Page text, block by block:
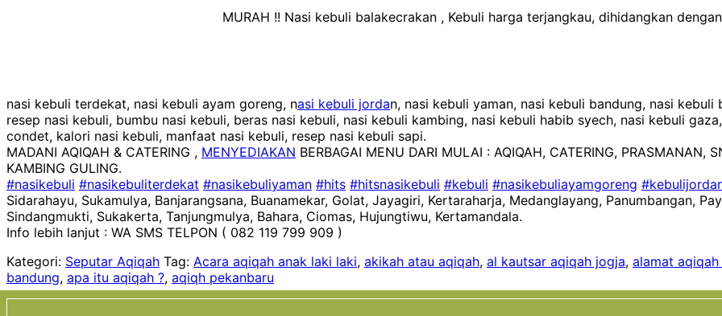
MURAH !! Nasi kebuli balakecrakan , Kebuli harga terjangkau, dihidangkan
nasi kebuli terdekat, nasi kebuli ayam goreng, nasi kebuli jordan, nasi kebuli yaman, nasi kebuli bandung, nasi
resep nasi kebuli, bumbu nasi kebuli, beras nasi kebuli, nasi kebuli kambing, nasi kebuli habib syech, nasi kebuli
condet, kalori nasi kebuli, manfaat nasi kebuli, resep nasi kebuli sapi.
MADANI AQIQAH & CATERING , MENYEDIAKAN BERBAGAI MENU DARI MULAI : AQIQAH, CATERING, PRASMANAN,
KAMBING GULING.
#nasikebuli #nasikebuliterdekat #nasikebuliyaman #hits #hitsnasikebuli #kebuli #nasikebuliayamgoreng
Sidarahayu, Sukamulya, Banjarangsana, Buanamekar, Golat, Jayagiri, Kertaraharja, Medanglayang, Panumbangan,
Sindangmukti, Sukakerta, Tanjungmulya, Bahara, Ciomas, Hujungtiwu, Kertamandala.
Info lebih lanjut : WA SMS TELPON ( 082 119 799 909 )
Kategori: Seputar Aqiqah Tag: Acara aqiqah anak laki laki, akikah atau aqiqah, al kautsar aqiqah jogja, alamat
bandung, apa itu aqiqah ?, aqiqh pekanbaru